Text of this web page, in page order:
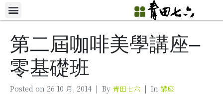
第二屆咖啡美學講座–
零基礎班
Posted on 26 10 月, 2014 By 青田七六 In 講座